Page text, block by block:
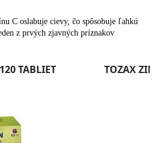
C oslabuje cievy, čo spôsobuje ľahkú
z prvých zjavných príznakov